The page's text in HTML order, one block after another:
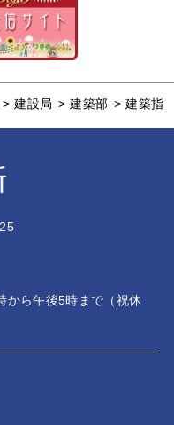
> 建設局 > 建築部 > 建築指
から午後5時まで（祝休